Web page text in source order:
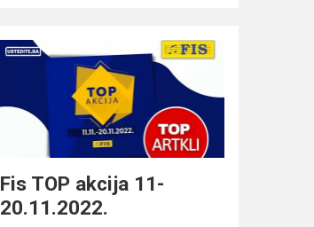
Fis TOP akcija 11-
20.11.2022.